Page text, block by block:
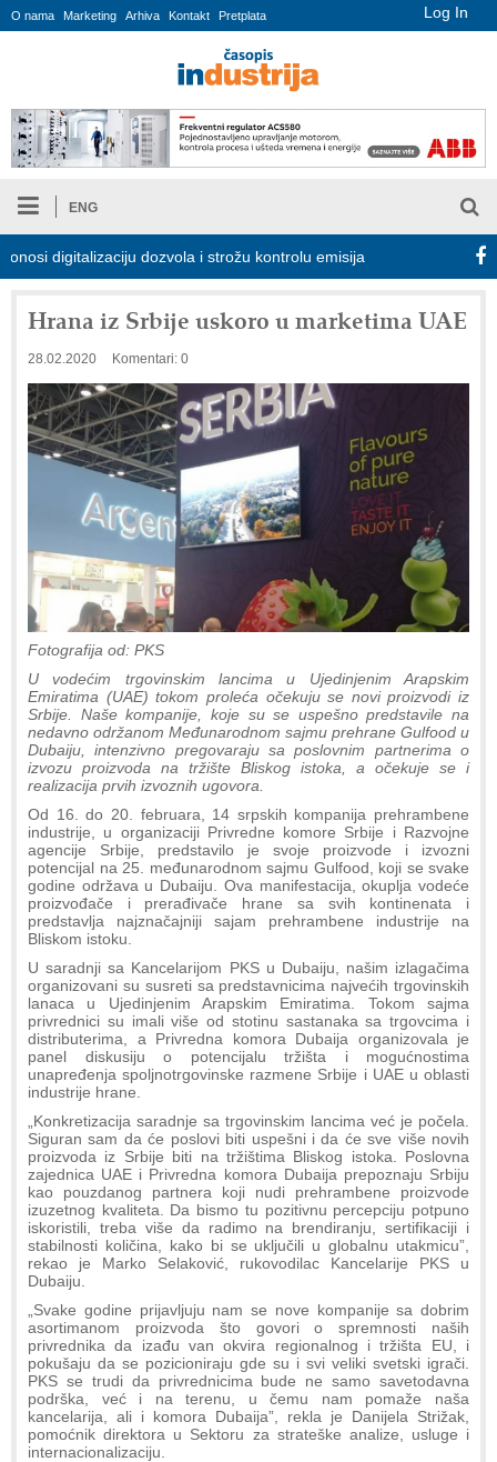
Log In
O nama Marketing Arhiva Kontakt Pretplata
ENG
dozvola i strožu kontrolu emisija Proizvodnja iC7
Hrana iz Srbije uskoro u marketima UAE
28.02.2020 Komentari: 0
Fotografija od: PKS
U vodećim trgovinskim lancima u Ujedinjenim Arapskim
Emiratima (UAE) tokom proleća očekuju se novi proizvodi iz
Srbije. Naše kompanije, koje su se uspešno predstavile na
nedavno održanom Međunarodnom sajmu prehrane Gulfood u
Dubaiju, intenzivno pregovaraju sa poslovnim partnerima o
izvozu proizvoda na tržište Bliskog istoka, a očekuje se i
realizacija prvih izvoznih ugovora.
Od 16. do 20. februara, 14 srpskih kompanija prehrambene
industrije, u organizaciji Privredne komore Srbije i Razvojne
agencije Srbije, predstavilo je svoje proizvode i izvozni
potencijal na 25. međunarodnom sajmu Gulfood, koji se svake
godine održava u Dubaiju. Ova manifestacija, okuplja vodeće
proizvođače i prerađivače hrane sa svih kontinenata i
predstavlja najznačajniji sajam prehrambene industrije na
Bliskom istoku.
U saradnji sa Kancelarijom PKS u Dubaiju, našim izlagačima
organizovani su susreti sa predstavnicima najvećih trgovinskih
lanaca u Ujedinjenim Arapskim Emiratima. Tokom sajma
privrednici su imali više od stotinu sastanaka sa trgovcima i
distributerima, a Privredna komora Dubaija organizovala je
panel diskusiju o potencijalu tržišta i mogućnostima
unapređenja spoljnotrgovinske razmene Srbije i UAE u oblasti
industrije hrane.
„Konkretizacija saradnje sa trgovinskim lancima već je počela.
Siguran sam da će poslovi biti uspešni i da će sve više novih
proizvoda iz Srbije biti na tržištima Bliskog istoka. Poslovna
zajednica UAE i Privredna komora Dubaija prepoznaju Srbiju
kao pouzdanog partnera koji nudi prehrambene proizvode
izuzetnog kvaliteta. Da bismo tu pozitivnu percepciju potpuno
iskoristili, treba više da radimo na brendiranju, sertifikaciji i
stabilnosti količina, kako bi se uključili u globalnu utakmicu”,
rekao je Marko Selaković, rukovodilac Kancelarije PKS u
Dubaiju.
„Svake godine prijavljuju nam se nove kompanije sa dobrim
asortimanom proizvoda što govori o spremnosti naših
privrednika da izađu van okvira regionalnog i tržišta EU, i
pokušaju da se pozicioniraju gde su i svi veliki svetski igrači.
PKS se trudi da privrednicima bude ne samo savetodavna
podrška, već i na terenu, u čemu nam pomaže naša
kancelarija, ali i komora Dubaija”, rekla je Danijela Strižak,
pomoćnik direktora u Sektoru za strateške analize, usluge i
internacionalizaciju.